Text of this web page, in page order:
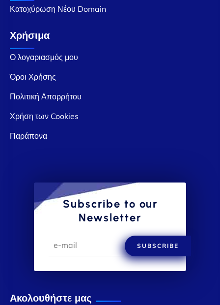
Κατοχύρωση Νέου Domain
Χρήσιμα
Ο λογαριασμός μου
Όροι Χρήσης
Πολιτική Απορρήτου
Χρήση των Cookies
Παράπονα
Subscribe to our
Newsletter
SUBSCRIBE
Ακολουθήστε μας